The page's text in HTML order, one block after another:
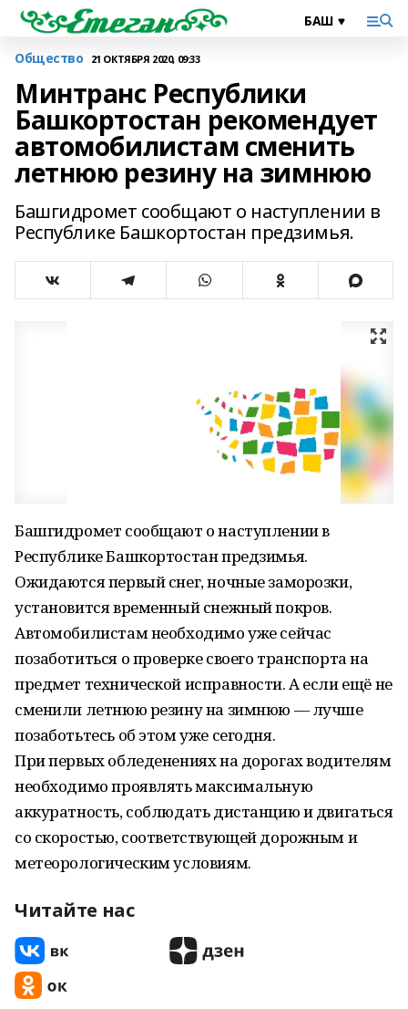
Общество 21 ОКТЯБРЯ 2020, 09:33
Минтранс Республики
Башкортостан рекомендует
автомобилистам сменить
летнюю резину на зимнюю
Башгидромет сообщают о наступлении в
Республике Башкортостан предзимья.
Башгидромет сообщают о наступлении в
Республике Башкортостан предзимья.
Ожидаются первый снег, ночные заморозки,
установится временный снежный покров.
Автомобилистам необходимо уже сейчас
позаботиться о проверке своего транспорта на
предмет технической исправности. А если ещё не
сменили летнюю резину на зимнюю — лучше
позаботьтесь об этом уже сегодня.
При первых обледенениях на дорогах водителям
необходимо проявлять максимальную
аккуратность, соблюдать дистанцию и двигаться
со скоростью, соответствующей дорожным и
метеорологическим условиям.
Читайте нас